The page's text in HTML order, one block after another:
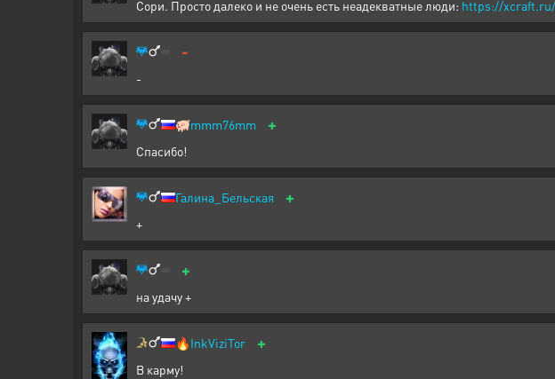
Сори. Просто далеко и не очень есть неадекватные люди: https://xcraft.ru/
-
-
🐖mmm76mm +
Спасибо!
Галина_Бельская +
+
+
на удачу +
🔥InkViziTor +
В карму!